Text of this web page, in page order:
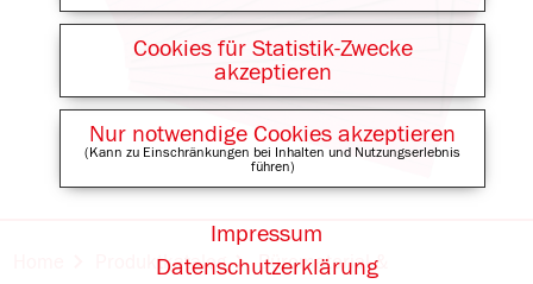
Produktkatalog
Büromaterial &
Cookies für Statistik-Zwecke
akzeptieren
Nur notwendige Cookies akzeptieren
(Kann zu Einschränkungen bei Inhalten und Nutzungserlebnis
führen)
Datenschutzerklärung
Impressum